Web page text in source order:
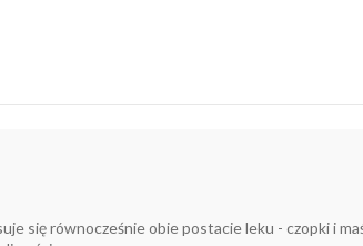
się równocześnie obie postacie leku - czopki i